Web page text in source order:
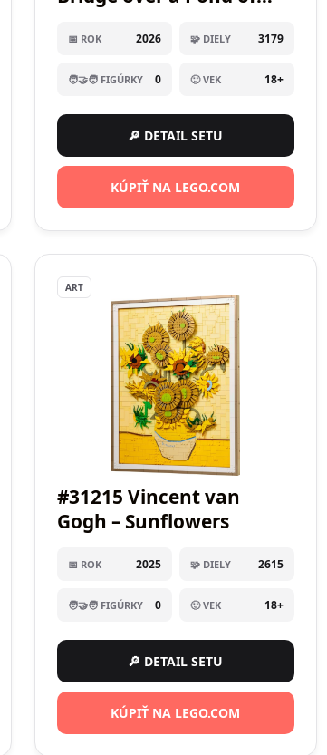
📅 ROK 2026 🧩 DIELY 3179
🧑‍🤝‍🧑 FIGÚRKY 0 🙂 VEK 18+
🔎 DETAIL SETU
KÚPIŤ NA LEGO.COM
ART
#31215 Vincent van
Gogh – Sunflowers
📅 ROK 2025 🧩 DIELY 2615
🧑‍🤝‍🧑 FIGÚRKY 0 🙂 VEK 18+
🔎 DETAIL SETU
KÚPIŤ NA LEGO.COM